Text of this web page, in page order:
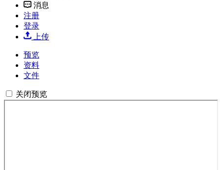
消息
注册
登录
上传
预览
资料
文件
关闭预览